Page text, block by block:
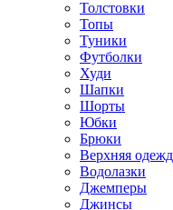
Толстовки
Топы
Туники
Футболки
Худи
Шапки
Шорты
Юбки
Брюки
Верхняя
Водолазки
Джемперы
Джинсы